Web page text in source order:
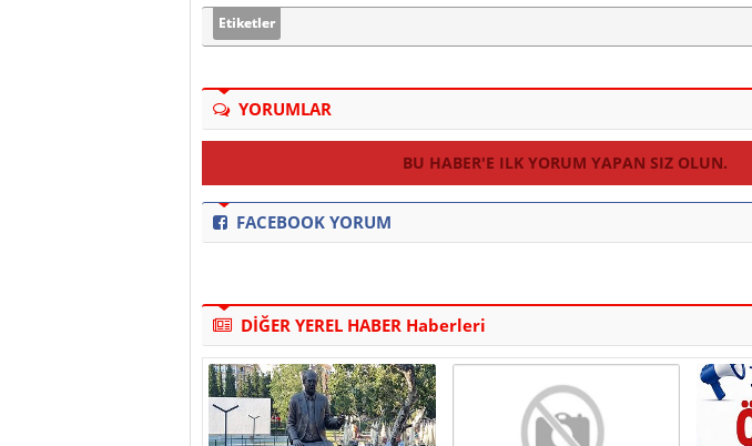
Etiketler
YORUMLAR
BU HABER'E ILK YORUM YAPAN SIZ OLUN.
FACEBOOK YORUM
DİĞER YEREL HABER Haberleri